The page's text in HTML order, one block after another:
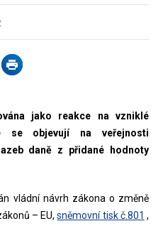
jako reakce na vzniklé
se objevují na veřejnosti
daně z přidané hodnoty
vládní návrh zákona o změně
– EU,sněmovní tisk č.801 ,